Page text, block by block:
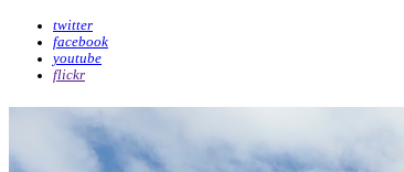
twitter
facebook
youtube
flickr